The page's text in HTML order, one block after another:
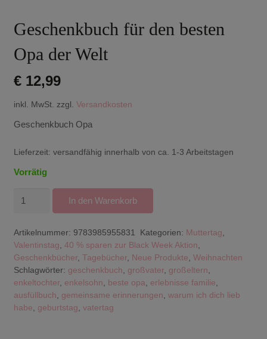
Geschenkbuch für den besten
Opa der Welt
€12,99
inkl. MwSt. zzgl. Versandkosten
Geschenkbuch Opa
Lieferzeit: versandfähig innerhalb von ca. 1-3 Arbeitstagen
Vorrätig
Geschenkbuch
besten
Opa
der
Welt
Menge
In den Warenkorb
Artikelnummer: 9783985955831 Kategorien: Muttertag,
Valentinstag, 40 % sparen zur Black Week Aktion,
Geschenkbücher, Tagebücher, Neue Produkte, Weihnachten
Schlagwörter: geschenkbuch, großvater, großeltern,
enkeltochter, enkelsohn, beste opa, erlebnisse familie,
ausfüllbuch, gemeinsame erinnerungen, warum ich dich lieb
habe, geburtstag, vatertag